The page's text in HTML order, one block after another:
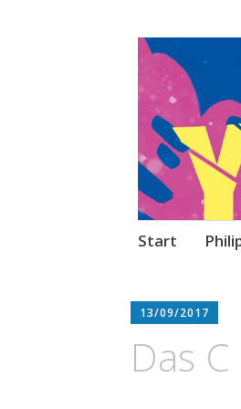
Zum
Start
13/09/2017
Das